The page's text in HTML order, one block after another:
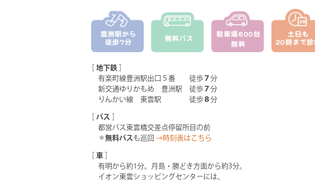
地下鉄
有楽町線豊洲駅出口５番 徒歩 ７ 分
新交通ゆりかもめ 豊洲駅 徒歩 ７ 分
りんかい線 東雲駅 徒歩 ８ 分
バス
都営バス東雲橋交差点停留所目の前
＊ 無料バス も巡回 →時刻表はこちら
車
有明から約1分。月島・勝どき方面から約3分。
イオン東雲ショッピングセンターには、